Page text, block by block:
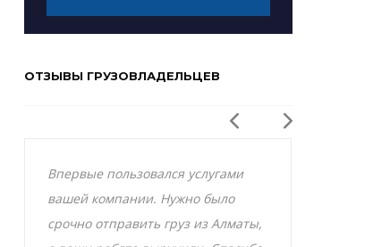
ОТЗЫВЫ ГРУЗОВЛАДЕЛЬЦЕВ
Впервые пользовался услугами
вашей компании. Нужно было
срочно отправить груз из Алматы,